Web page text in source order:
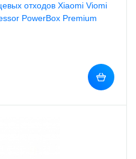
отходов Xiaomi Viomi
PowerBox Premium